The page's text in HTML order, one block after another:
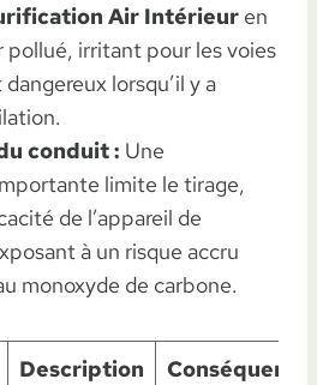
Air Intérieur en
pollué, irritant pour les voies
lorsqu’il y a
conduit : Une
limite le tirage,
de l’appareil de
à un risque accru
monoxyde de carbone.
Description